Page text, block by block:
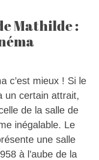
Mathilde :
c’est mieux ! Si le
un certain attrait,
de la salle de
inégalable. Le
une salle
à l’aube de la